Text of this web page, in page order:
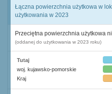
Łączna powierzchnia użytkowa w
użytkowania w 2023
Przeciętna powierzchnia użytkowa
(oddanej do użytkowania w 2023 roku)
Tutaj
woj. kujawsko-pomorskie
Kraj